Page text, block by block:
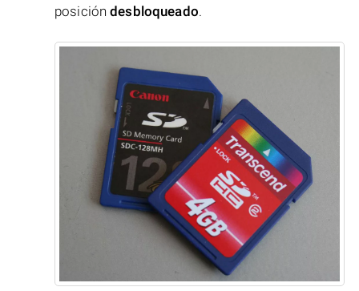
posicióndesbloqueado.